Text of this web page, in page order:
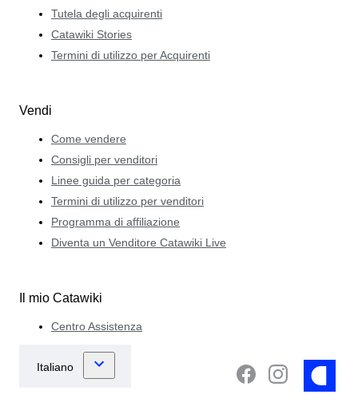
Tutela degli acquirenti
Catawiki Stories
Termini di utilizzo per Acquirenti
Vendi
Come vendere
Consigli per venditori
Linee guida per categoria
Termini di utilizzo per venditori
Programma di affiliazione
Diventa un Venditore Catawiki Live
Il mio Catawiki
Centro Assistenza